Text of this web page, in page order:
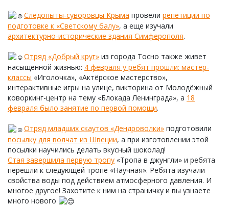
Следопыты-суворовцы Крыма провели репетиции по
подготовке к «Светскому балу», а еще изучали
архитектурно-исторические здания Симферополя.
Отряд «Добрый круг»из города Тосно также живет
насыщенной жизнью: 4 февраля у ребят прошли: мастер-
классы «Иголочка», «Актёрское мастерство»,
интерактивные игры на улице, викторина от Молодёжный
коворкинг-центр на тему «Блокада Ленинграда», а 18
февраля было занятие по первой помощи.
Отряд младших скаутов «Дендроволки»подготовили
посылку для волчат из Швеции, а при изготовлении этой
посылки научились делать вкусный шоколад!
Стая завершила первую тропу «Тропа в джунгли» и ребята
перешли к следующей тропе «Научная». Ребята изучали
свойства воды под действием атмосферного давления. И
многое другое! Захотите к ним на страничку и вы узнаете
много нового